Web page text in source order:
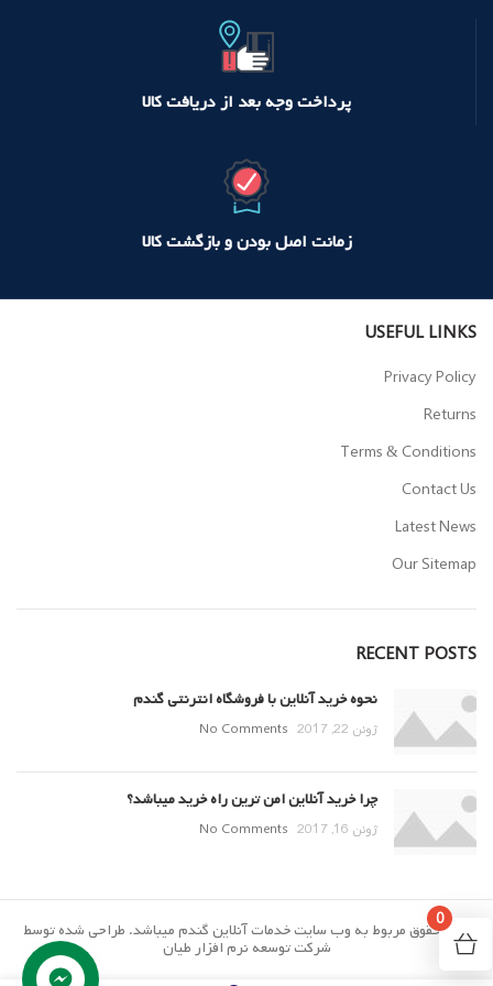
پرداخت وجه بعد از دریافت کالا
زمانت اصل بودن و بازگشت کالا
USEFUL LINKS
Privacy Policy
Returns
Terms & Conditions
Contact Us
Latest News
Our Sitemap
RECENT POSTS
نحوه خرید آنلاین با فروشگاه انترنتی گندم
ژوئن 22, 2017 No Comments
چرا خرید آنلاین امن ترین راه خرید میباشد؟
ژوئن 16, 2017 No Comments
تمام حقوق مربوط به وب سایت خدمات آنلاین گندم میباشد. طراحی شده توسط
شرکت توسعه نرم افزار طیان
0